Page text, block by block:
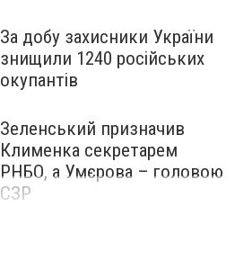
За добу захисники України
знищили 1240 російських
окупантів
Зеленський призначив
Клименка секретарем
РНБО, а Умєрова – головою
СЗР